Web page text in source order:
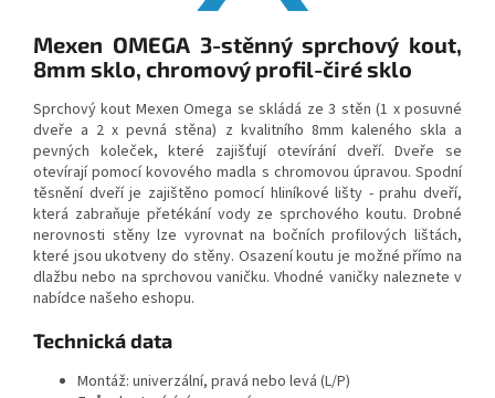
Mexen OMEGA 3-stěnný sprchový kout,
8mm sklo, chromový profil-čiré sklo
Sprchový kout Mexen Omega se skládá ze 3 stěn (1 x posuvné
dveře a 2 x pevná stěna) z kvalitního 8mm kaleného skla a
pevných koleček, které zajišťují otevírání dveří. Dveře se
otevírají pomocí kovového madla s chromovou úpravou. Spodní
těsnění dveří je zajištěno pomocí hliníkové lišty - prahu dveří,
která zabraňuje přetékání vody ze sprchového koutu. Drobné
nerovnosti stěny lze vyrovnat na bočních profilových lištách,
které jsou ukotveny do stěny. Osazení koutu je možné přímo na
dlažbu nebo na sprchovou vaničku. Vhodné vaničky naleznete v
nabídce našeho eshopu.
Technická data
Montáž: univerzální, pravá nebo levá (L/P)